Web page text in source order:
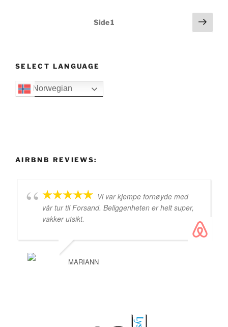
Side1
side
SELECT LANGUAGE
Norwegian
AIRBNB REVIEWS:
Vi var kjempe fornøyde med
vår tur til Forsand. Beliggenheten er helt super,
vakker utsikt.
MARIANN